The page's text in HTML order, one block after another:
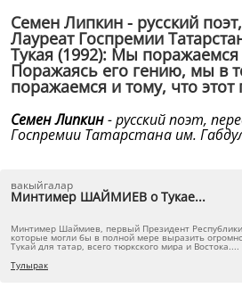
Семен Липкин - русский
Лауреат Госпремии
Тукая (1992): Мы
Поражаясь его гению, мы в
поражаемся и тому, что этот
Семен Липкин- русский поэт,
Госпремии Татарстана им.
вакыйгалар
Минтимер ШАЙМИЕВ о Тукае...
Минтимер Шаймиев, первый Президент Республики Татарстан:
которые могли бы в полной мере выразить
Тукай для татар, всего тюркского мира и Востока....
Тулырак